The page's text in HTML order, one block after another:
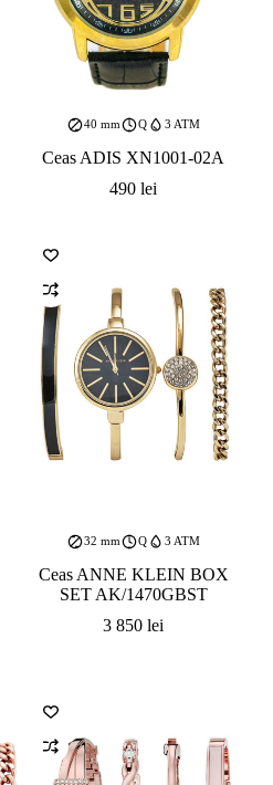
40 mm Q 3 ATM
Ceas ADIS XN1001-02A
490lei
32 mm Q 3 ATM
Ceas ANNE KLEIN BOX
SET AK/1470GBST
3 850lei